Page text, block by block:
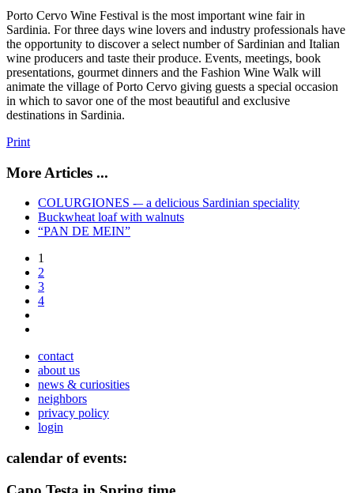
Porto Cervo Wine Festival is the most important wine fair in
Sardinia. For three days wine lovers and industry professionals have
the opportunity to discover a select number of Sardinian and Italian
wine producers and taste their produce. Events, meetings, book
presentations, gourmet dinners and the Fashion Wine Walk will
animate the village of Porto Cervo giving guests a special occasion
in which to savor one of the most beautiful and exclusive
destinations in Sardinia.
Print
More Articles ...
COLURGIONES -– a delicious Sardinian speciality
Buckwheat loaf with walnuts
“PAN DE MEIN”
1
2
3
4
contact
about us
news & curiosities
neighbors
privacy policy
login
calendar of events: